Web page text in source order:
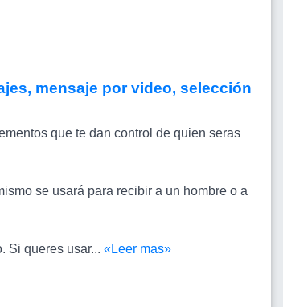
mensaje por video, selección
que te dan control de quien seras
se usará para recibir a un hombre o a
Si queres usar... «Leer mas»